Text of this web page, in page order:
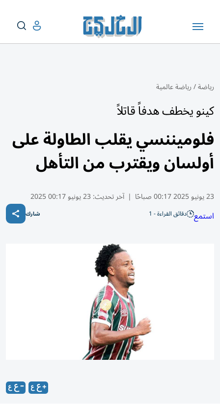
رياضة/رياضة عالمية
كينو يخطف هدفاً قاتلاً
فلوميننسي يقلب الطاولة على
أولسان ويقترب من التأهل
23 يونيو 2025 00:17 صباحًا | آخر تحديث: 23 يونيو 00:17 2025
استمع دقائق القراءة - 1 شارك